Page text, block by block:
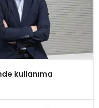
kullanıma